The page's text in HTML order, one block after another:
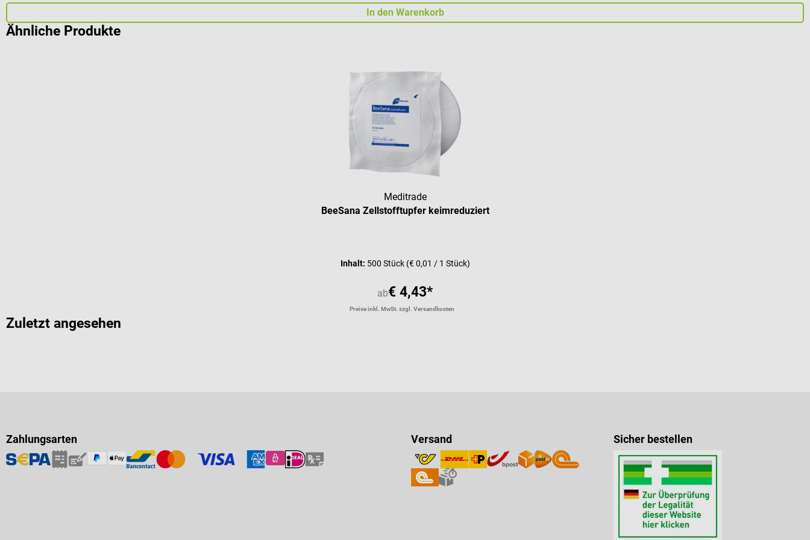
In den Warenkorb
Ähnliche Produkte
Meditrade
BeeSana Zellstofftupfer keimreduziert
Inhalt: 500 Stück (€ 0,01 / 1 Stück)
ab€ 4,43*
Preise inkl. MwSt. zzgl. Versandkosten
Zuletzt angesehen
Zahlungsarten Versand Sicher bestellen